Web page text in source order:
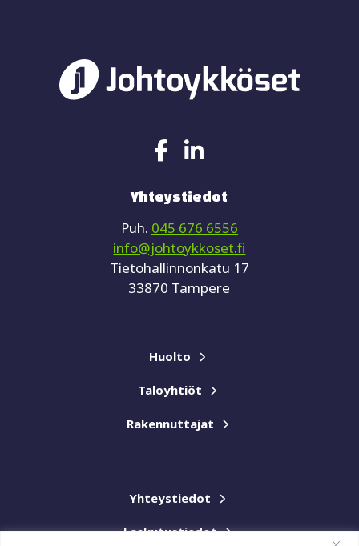
Yhteystiedot
Puh. 045 676 6556
info@johtoykkoset.fi
Tietohallinnonkatu 17
33870 Tampere
Huolto
Taloyhtiöt
Rakennuttajat
Yhteystiedot
Laskutustiedot